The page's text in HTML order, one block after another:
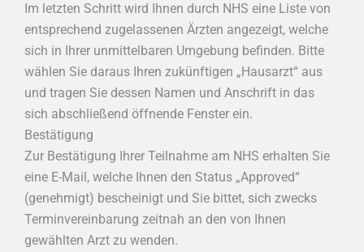
Im letzten Schritt wird Ihnen durch NHS eine Liste von
entsprechend zugelassenen Ärzten angezeigt, welche
sich in Ihrer unmittelbaren Umgebung befinden. Bitte
wählen Sie daraus Ihren zukünftigen „Hausarzt“ aus
und tragen Sie dessen Namen und Anschrift in das
sich abschließend öffnende Fenster ein.
Bestätigung
Zur Bestätigung Ihrer Teilnahme am NHS erhalten Sie
eine E-Mail, welche Ihnen den Status „Approved“
(genehmigt) bescheinigt und Sie bittet, sich zwecks
Terminvereinbarung zeitnah an den von Ihnen
gewählten Arzt zu wenden.